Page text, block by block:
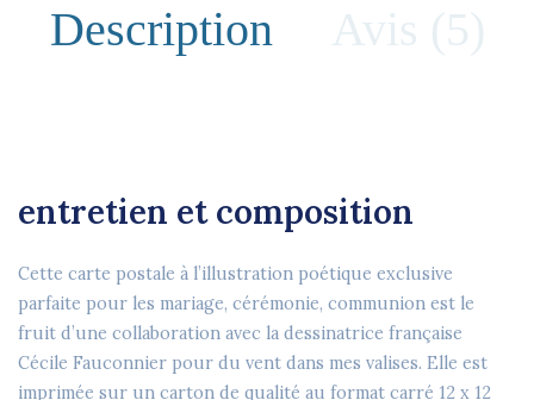
Description
entretien et composition
Cette carte postale à l’illustration poétique exclusive
parfaite pour les mariage, cérémonie, communion est le
fruit d’une collaboration avec la dessinatrice française
Cécile Fauconnier pour du vent dans mes valises. Elle est
imprimée sur un carton de qualité au format carré 12 x 12